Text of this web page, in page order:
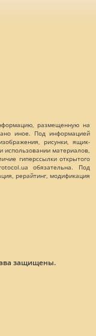
размещенную на
иное. Под информацией
рисунки, ящик-
материалов,
гиперссылки открытого
обязательна. Под
рерайтинг, модификация
защищены.